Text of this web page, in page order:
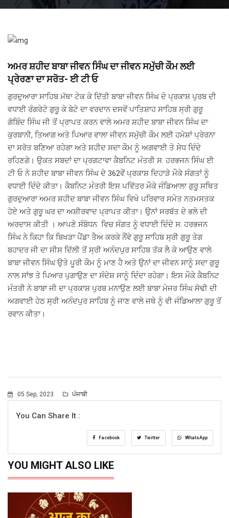
ਅਮਰ ਸ਼ਹੀਦ ਬਾਬਾ ਜੀਵਨ ਸਿੰਘ ਦਾ ਜੀਵਨ ਸਮੁੱਚੀ ਕੌਮ ਲਈ
ਪ੍ਰੇਰਣਾ ਦਾ ਸਰੋਤ- ਈ ਟੀ ਓ
ਗੁਰਦੁਆਰਾ ਸਾਹਿਬ ਮੱਥਾ ਟੇਕ ਕੇ ਦਿੱਤੀ ਬਾਬਾ ਜੀਵਨ ਸਿੰਘ ਦੇ ਪ੍ਰਕਾਸ਼ ਪੁਰਬ ਦੀ
ਵਧਾਈ ਰੰਗਰੇਟੇ ਗੁਰੂ ਕੇ ਬੇਟੇ ਦਾ ਵਰਦਾਨ ਦਸਵੇਂ ਪਾਤਿਸ਼ਾਹ ਸਾਹਿਬ ਸ੍ਰੀ ਗੁਰੂ
ਗੋਬਿੰਦ ਸਿੰਘ ਜੀ ਤੋਂ ਪ੍ਰਾਪਤ ਕਰਨ ਵਾਲੇ ਅਮਰ ਸ਼ਹੀਦ ਬਾਬਾ ਜੀਵਨ ਸਿੰਘ ਦਾ
ਕੁਰਬਾਨੀ, ਤਿਆਗ ਅਤੇ ਪਿਆਰ ਵਾਲਾ ਜੀਵਨ ਸਮੁੱਚੀ ਕੌਮ ਲਈ ਹਮੇਸ਼ਾਂ ਪ੍ਰੇਰਨਾ
ਦਾ ਸਰੋਤ ਬਣਿਆ ਰਹੇਗਾ ਅਤੇ ਸ਼ਹੀਦ ਸਦਾ ਕੌਮ ਨੂੰ ਅਗਵਾਈ ਤੇ ਸੇਧ ਦਿੰਦੇ
ਰਹਿਣਗੇ। ਉਕਤ ਸਬਦਾਂ ਦਾ ਪ੍ਰਗਟਾਵਾ ਕੈਬਨਿਟ ਮੰਤਰੀ ਸ. ਹਰਭਜਨ ਸਿੰਘ ਈ
ਟੀ ਓ ਨੇ ਸ਼ਹੀਦ ਬਾਬਾ ਜੀਵਨ ਸਿੰਘ ਦੇ 362ਵੇਂ ਪ੍ਰਕਾਸ਼ ਦਿਹਾੜੇ ਮੌਕੇ ਸੰਗਤਾਂ ਨੂੰ
ਵਧਾਈ ਦਿੰਦੇ ਕੀਤਾ। ਕੈਬਨਿਟ ਮੰਤਰੀ ਇਸ ਪਵਿੱਤਰ ਮੌਕੇ ਜੰਡਿਆਲਾ ਗੁਰੂ ਸਥਿਤ
ਗੁਰਦੁਆਰਾ ਅਮਰ ਸ਼ਹੀਦ ਬਾਬਾ ਜੀਵਨ ਸਿੰਘ ਵਿਖੇ ਪਰਿਵਾਰ ਸਮੇਤ ਨਤਮਸਤਕ
ਹੋਏ ਅਤੇ ਗੁਰੂ ਘਰ ਦਾ ਅਸ਼ੀਰਵਾਦ ਪ੍ਰਾਪਤ ਕੀਤਾ। ਉਨਾਂ ਸਰਬੱਤ ਦੇ ਭਲੇ ਦੀ
ਅਰਦਾਸ ਕੀਤੀ । ਆਪਣੇ ਸੰਬੋਧਨ ਵਿਚ ਸੰਗਤ ਨੂੰ ਵਧਾਈ ਦਿੰਦੇ ਸ. ਹਰਭਜਨ
ਸਿੰਘ ਨੇ ਕਿਹਾ ਕਿ ਬਿਖੜਾ ਪੈਂਡਾ ਤੈਅ ਕਰਕੇ ਨੌਂਵੇ ਗੁਰੂ ਸਾਹਿਬ ਸ੍ਰੀ ਗੁਰੂ ਤੇਗ
ਬਹਾਦਰ ਜੀ ਦਾ ਸੀਸ ਦਿੱਲੀ ਤੋਂ ਸ੍ਰੀ ਅਨੰਦਪੁਰ ਸਾਹਿਬ ਤੱਕ ਲੈ ਕੇ ਆਉਣ ਵਾਲੇ
ਬਾਬਾ ਜੀਵਨ ਸਿੰਘ ਉਤੇ ਪੂਰੀ ਕੌਮ ਨੂੰ ਮਾਣ ਹੈ ਅਤੇ ਉਨਾਂ ਦਾ ਜੀਵਨ ਸਾਨੂੰ ਸਦਾ ਗੁਰੂ
ਨਾਲ ਸਾਂਝ ਤੇ ਪਿਆਰ ਪੁਗਾਉਣ ਦਾ ਸੰਦੇਸ਼ ਸਾਨੂੰ ਦਿੰਦਾ ਰਹੇਗਾ। ਇਸ ਮੌਕੇ ਕੈਬਨਿਟ
ਮੰਤਰੀ ਨੇ ਬਾਬਾ ਜੀ ਦਾ ਪ੍ਰਕਾਸ਼ ਪੁਰਬ ਮਨਾਉਣ ਲਈ ਬਾਬਾ ਮੇਜਰ ਸਿੰਘ ਸੋਢੀ ਦੀ
ਅਗਵਾਈ ਹੇਠ ਸ੍ਰੀ ਅਨੰਦਪੁਰ ਸਾਹਿਬ ਨੂੰ ਜਾਣ ਵਾਲੇ ਜਥੇ ਨੂੰ ਵੀ ਜੰਡਿਆਲਾ ਗੁਰੂ ਤੋਂ
ਰਵਾਨ ਕੀਤਾ।
05 Sep, 2023 ਪੰਜਾਬੀ
You Can Share It :
Facebook Twitter WhatsApp
YOU MIGHT ALSO LIKE